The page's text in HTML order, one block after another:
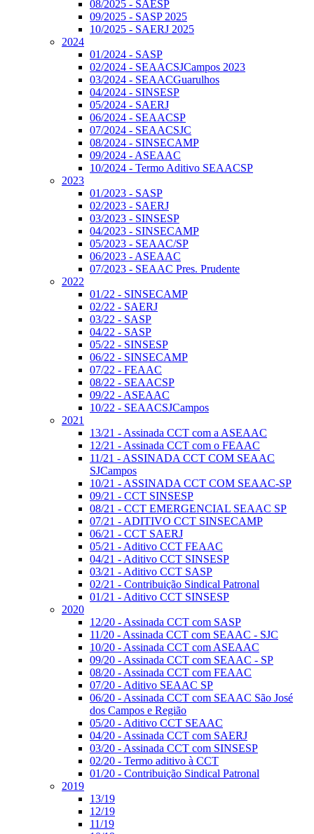
08/2025 - SAESP
09/2025 - SASP 2025
10/2025 - SAERJ 2025
2024
01/2024 - SASP
02/2024 - SEAACSJCampos 2023
03/2024 - SEAACGuarulhos
04/2024 - SINSESP
05/2024 - SAERJ
06/2024 - SEAACSP
07/2024 - SEAACSJC
08/2024 - SINSECAMP
09/2024 - ASEAAC
10/2024 - Termo Aditivo SEAACSP
2023
01/2023 - SASP
02/2023 - SAERJ
03/2023 - SINSESP
04/2023 - SINSECAMP
05/2023 - SEAAC/SP
06/2023 - ASEAAC
07/2023 - SEAAC Pres. Prudente
2022
01/22 - SINSECAMP
02/22 - SAERJ
03/22 - SASP
04/22 - SASP
05/22 - SINSESP
06/22 - SINSECAMP
07/22 - FEAAC
08/22 - SEAACSP
09/22 - ASEAAC
10/22 - SEAACSJCampos
2021
13/21 - Assinada CCT com a ASEAAC
12/21 - Assinada CCT com o FEAAC
11/21 - ASSINADA CCT COM SEAAC
SJCampos
10/21 - ASSINADA CCT COM SEAAC-SP
09/21 - CCT SINSESP
08/21 - CCT EMERGENCIAL SEAAC SP
07/21 - ADITIVO CCT SINSECAMP
06/21 - CCT SAERJ
05/21 - Aditivo CCT FEAAC
04/21 - Aditivo CCT SINSESP
03/21 - Aditivo CCT SASP
02/21 - Contribuição Sindical Patronal
01/21 - Aditivo CCT SINSESP
2020
12/20 - Assinada CCT com SASP
11/20 - Assinada CCT com SEAAC - SJC
10/20 - Assinada CCT com ASEAAC
09/20 - Assinada CCT com SEAAC - SP
08/20 - Assinada CCT com FEAAC
07/20 - Aditivo SEAAC SP
06/20 - Assinada CCT com SEAAC São José
dos Campos e Região
05/20 - Aditivo CCT SEAAC
04/20 - Assinada CCT com SAERJ
03/20 - Assinada CCT com SINSESP
02/20 - Termo aditivo à CCT
01/20 - Contribuição Sindical Patronal
2019
13/19
12/19
11/19